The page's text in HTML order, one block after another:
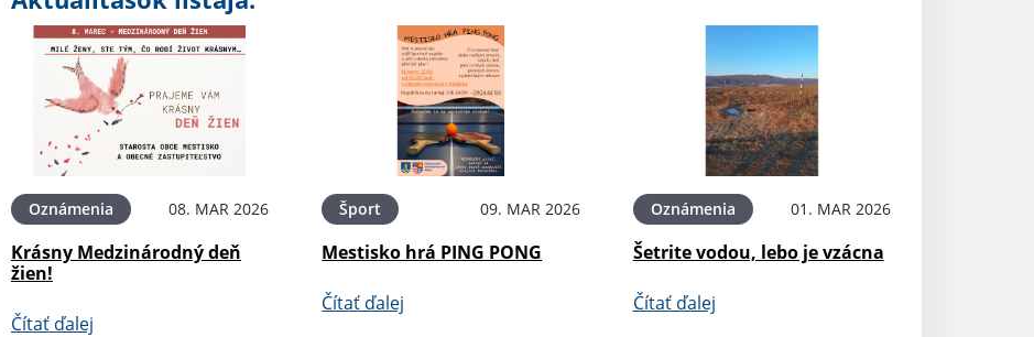
Oznámenia 08. MAR 2026
Krásny Medzinárodný deň
žien!
Čítať ďalej
Šport 09. MAR 2026
Mestisko hrá PING PONG
Čítať ďalej
Oznámenia 01. MAR 2026
Šetrite vodou, lebo je vzácna
Čítať ďalej